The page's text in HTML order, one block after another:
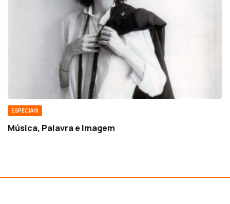
ESPECIAIS
Música, Palavra e Imagem